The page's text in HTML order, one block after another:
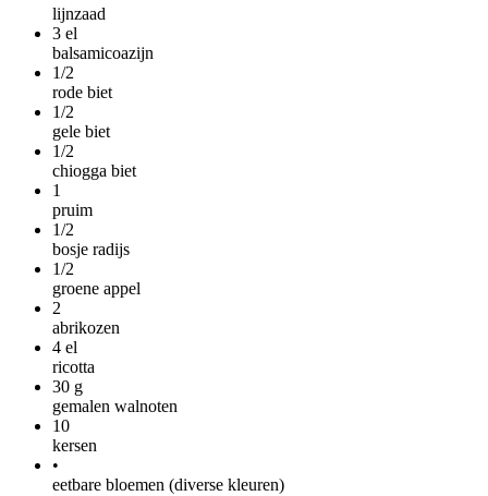
lijnzaad
3 el
balsamicoazijn
1/2
rode biet
1/2
gele biet
1/2
chiogga biet
1
pruim
1/2
bosje radijs
1/2
groene appel
2
abrikozen
4 el
ricotta
30 g
gemalen walnoten
10
kersen
•
eetbare bloemen (diverse kleuren)